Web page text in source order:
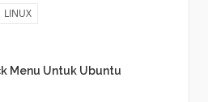
LINUX
Menu Untuk Ubuntu